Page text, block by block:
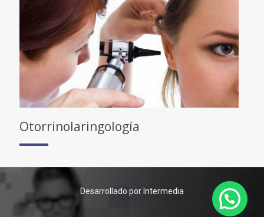
Otorrinolaringología
Desarrollado por Intermedia